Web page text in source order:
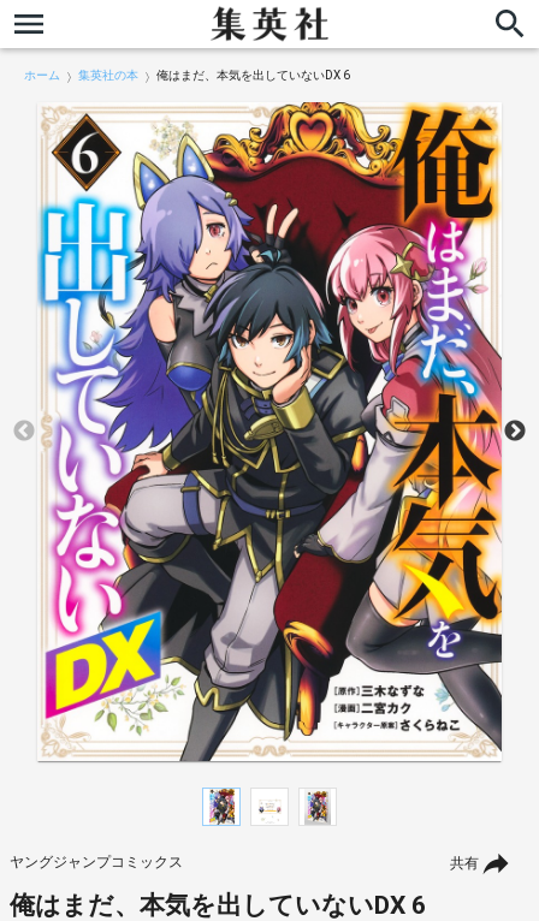
ホーム 集英社の本 俺はまだ、本気を出していないDX 6
共有
ヤングジャンプコミックス
俺はまだ、本気を出していないDX 6